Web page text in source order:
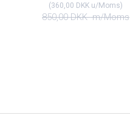
(360,00 DKK u/Moms)
850,00 DKKm/Moms